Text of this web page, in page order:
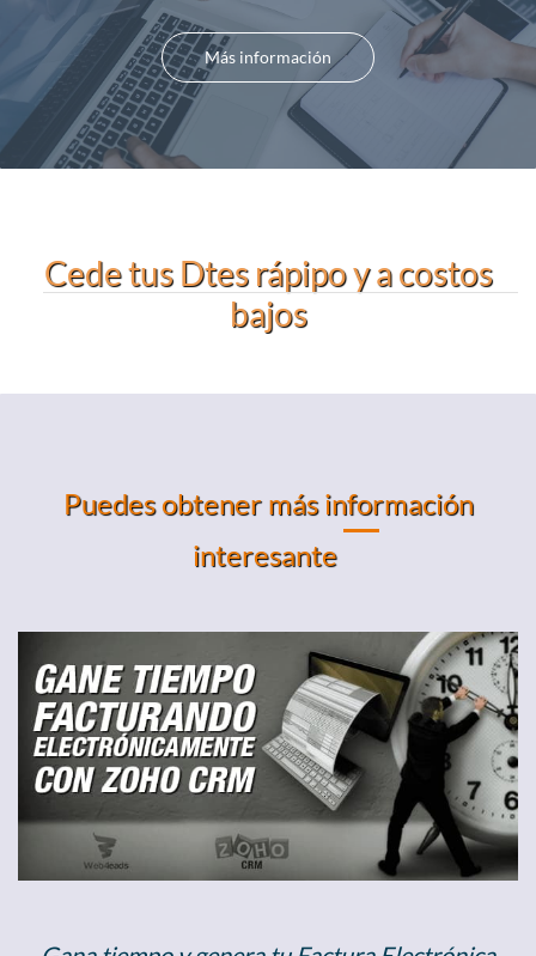
Más información
Cede tus Dtes rápipo y a costos
bajos
Puedes obtener más información
interesante